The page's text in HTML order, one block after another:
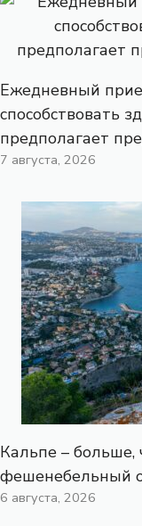
Ежедневный
способствовать
предполагает
7 августа, 2026
Кальпе –
фешенебельный
6 августа, 2026